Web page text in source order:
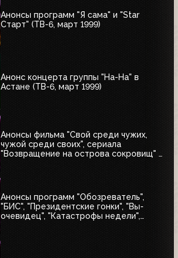
Анонсы программ "Я сама" и "Star
Старт" (ТВ-6, март 1999)
Анонс концерта группы "На-На" в
Астане (ТВ-6, март 1999)
Анонсы фильма "Свой среди чужих,
чужой среди своих", сериала
"Возвращение на острова сокровищ" и
Анонсы программ "Обозреватель",
"БИС", "Президентские гонки", "Вы-
очевидец", "Катастрофы недели",